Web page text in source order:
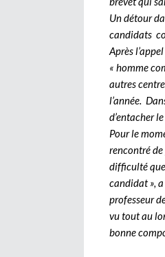
Un détour
candidats
Après
« homme
autres
l’année.
d’entacher
Pour le
rencontré
difficulté
candidat »,
professeur
vu tout au
bonne